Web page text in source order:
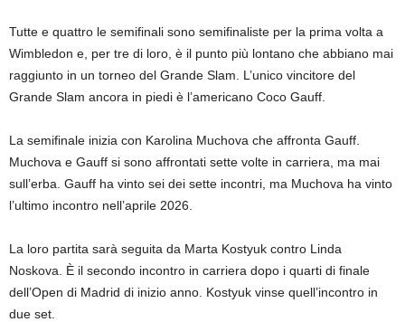
Tutte e quattro le semifinali sono semifinaliste per la prima volta a
Wimbledon e, per tre di loro, è il punto più lontano che abbiano mai
raggiunto in un torneo del Grande Slam. L’unico vincitore del
Grande Slam ancora in piedi è l’americano Coco Gauff.
La semifinale inizia con Karolina Muchova che affronta Gauff.
Muchova e Gauff si sono affrontati sette volte in carriera, ma mai
sull’erba. Gauff ha vinto sei dei sette incontri, ma Muchova ha vinto
l’ultimo incontro nell’aprile 2026.
La loro partita sarà seguita da Marta Kostyuk contro Linda
Noskova. È il secondo incontro in carriera dopo i quarti di finale
dell’Open di Madrid di inizio anno. Kostyuk vinse quell’incontro in
due set.